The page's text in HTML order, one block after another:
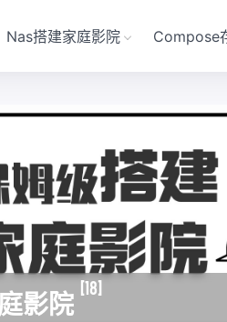
Nas搭建家庭影院 Compose
影院
[18]